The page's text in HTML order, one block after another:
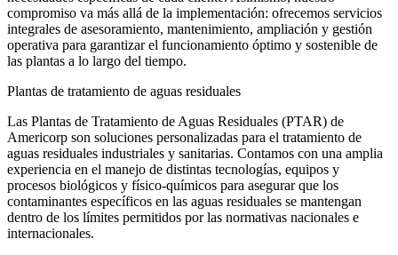
compromiso va más allá de la implementación: ofrecemos servicios
integrales de asesoramiento, mantenimiento, ampliación y gestión
operativa para garantizar el funcionamiento óptimo y sostenible de
las plantas a lo largo del tiempo.
Plantas de tratamiento de aguas residuales
Las Plantas de Tratamiento de Aguas Residuales (PTAR) de
Americorp son soluciones personalizadas para el tratamiento de
aguas residuales industriales y sanitarias. Contamos con una amplia
experiencia en el manejo de distintas tecnologías, equipos y
procesos biológicos y físico-químicos para asegurar que los
contaminantes específicos en las aguas residuales se mantengan
dentro de los límites permitidos por las normativas nacionales e
internacionales.